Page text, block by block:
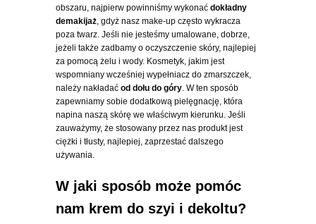
obszaru, najpierw powinniśmy wykonać dokładny
demakijaż, gdyż nasz make-up często wykracza
poza twarz. Jeśli nie jesteśmy umalowane, dobrze,
jeżeli także zadbamy o oczyszczenie skóry, najlepiej
za pomocą żelu i wody. Kosmetyk, jakim jest
wspomniany wcześniej wypełniacz do zmarszczek,
należy nakładać od dołu do góry. W ten sposób
zapewniamy sobie dodatkową pielęgnację, która
napina naszą skórę we właściwym kierunku. Jeśli
zauważymy, że stosowany przez nas produkt jest
ciężki i tłusty, najlepiej, zaprzestać dalszego
używania.
W jaki sposób może pomóc
nam krem do szyi i dekoltu?